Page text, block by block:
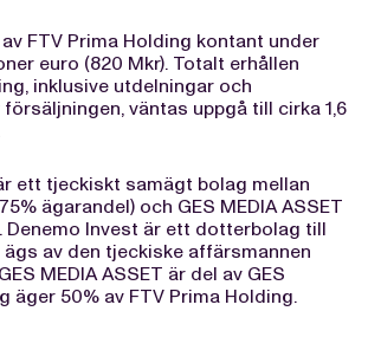
FTV Prima Holding kontant under
euro (820 Mkr). Totalt erhållen
inklusive utdelningar och
väntas uppgå till cirka 1,6
ett tjeckiskt samägt bolag mellan
ägarandel) och GES MEDIA ASSET
Denemo Invest är ett dotterbolag till
av den tjeckiske affärsmannen
MEDIA ASSET är del av GES
äger 50% av FTV Prima Holding.